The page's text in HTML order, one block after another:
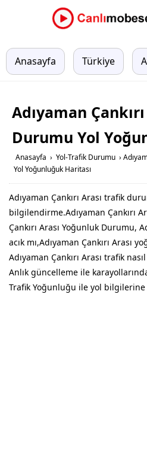
Anasayfa Türkiye
Adıyaman
Durumu Yol
Anasayfa › Yol-Trafik Durumu ›
Yol Yoğunluğuk Haritası
Adıyaman Çankırı Arası trafik
bilgilendirme.Adıyaman Çankırı
Çankırı Arası Yoğunluk Durumu,
acık mı,Adıyaman Çankırı Arası
Adıyaman Çankırı Arası trafik
Anlık güncelleme ile
Trafik Yoğunluğu ile yol bilgilerine